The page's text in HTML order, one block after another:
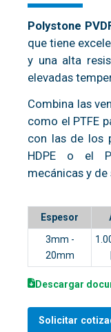
Polystone
que tiene
y una alta
elevadas
Combina las
como el PTFE
con las de los
HDPE o el
mecánicas y
Espesor
3mm -
20mm
Descargar
Solicitar